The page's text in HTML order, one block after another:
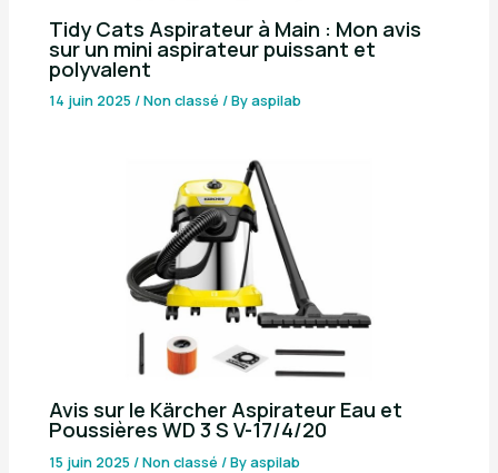
Tidy Cats Aspirateur à Main : Mon avis
sur un mini aspirateur puissant et
polyvalent
14 juin 2025/Non classé / Byaspilab
Avis sur le Kärcher Aspirateur Eau et
Poussières WD 3 S V-17/4/20
15 juin 2025/Non classé / Byaspilab